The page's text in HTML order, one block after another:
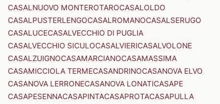
CASALNUOVO MONTEROTAROCASALOLDO
CASALPUSTERLENGOCASALROMANOCASALSERUGO
CASALUCECASALVECCHIO DI PUGLIA
CASALVECCHIO SICULOCASALVIERICASALVOLONE
CASALZUIGNOCASAMARCIANOCASAMASSIMA
CASAMICCIOLA TERMECASANDRINOCASANOVA ELVO
CASANOVA LERRONECASANOVA LONATICASAPE
CASAPESENNACASAPINTACASAPROTACASAPULLA